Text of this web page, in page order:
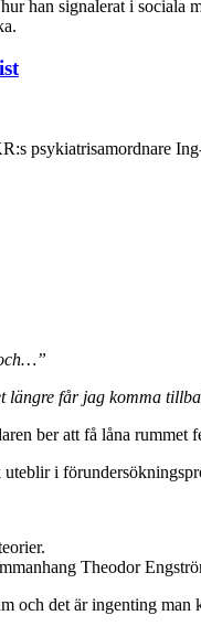
han signalerat i
psykiatrisamordnare
får jag komma
ber att få låna
i
Theodor
och det är ingenting man